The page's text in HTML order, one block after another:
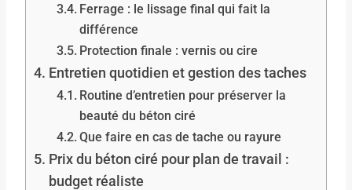
Ferrage : le lissage final qui fait la
différence
Protection finale : vernis ou cire
Entretien quotidien et gestion des taches
Routine d’entretien pour préserver la
beauté du béton ciré
Que faire en cas de tache ou rayure
Prix du béton ciré pour plan de travail :
budget réaliste